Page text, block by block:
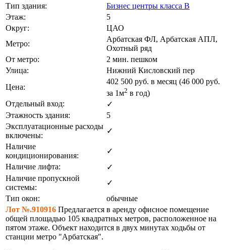
Тип здания:
Бизнес центры класса B
Этаж:
5
Округ:
ЦАО
Метро:
Арбатская ФЛ, Арбатская АПЛ,
Охотный ряд
От метро:
2 мин. пешком
Улица:
Нижний Кисловский пер
Цена:
402 500 руб. в месяц (46 000 руб.
за 1м2 в год)
Отдельный вход:
✓
Этажность здания:
5
Эксплуатационные расходы
включены:
✓
Наличие
кондиционирования:
✓
Наличие лифта:
✓
Наличие пропускной
системы:
✓
Тип окон:
обычные
Лот №.910916 Предлагается в аренду офисное помещение
общей площадью 105 квадратных метров, расположенное на
пятом этаже. Объект находится в двух минутах ходьбы от
станции метро "Арбатская".